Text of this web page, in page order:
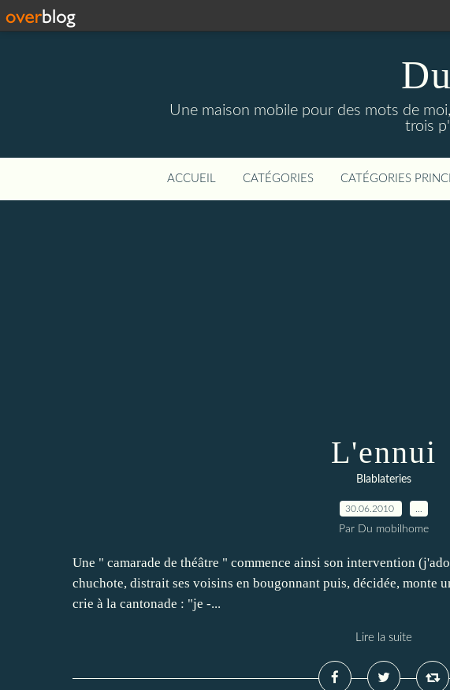
Une maison mobile pour des mots de
trois
ACCUEIL CATÉGORIES CATÉGORIES
L'ennui
Blablateries
30.06.2010
Par Du mobilhome
Une " camarade de théâtre " commence ainsi son intervention
chuchote, distrait ses voisins en bougonnant puis, décidée, monte
crie à la cantonade : "je -...
Lire la suite